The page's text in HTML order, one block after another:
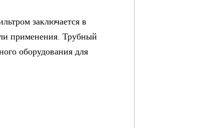
заключается в
применения. Трубный
оборудования для